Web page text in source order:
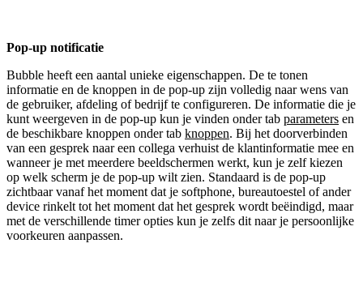
Pop-up notificatie
Bubble heeft een aantal unieke eigenschappen. De te tonen
informatie en de knoppen in de pop-up zijn volledig naar wens van
de gebruiker, afdeling of bedrijf te configureren. De informatie die je
kunt weergeven in de pop-up kun je vinden onder tab parameters en
de beschikbare knoppen onder tab knoppen. Bij het doorverbinden
van een gesprek naar een collega verhuist de klantinformatie mee en
wanneer je met meerdere beeldschermen werkt, kun je zelf kiezen
op welk scherm je de pop-up wilt zien. Standaard is de pop-up
zichtbaar vanaf het moment dat je softphone, bureautoestel of ander
device rinkelt tot het moment dat het gesprek wordt beëindigd, maar
met de verschillende timer opties kun je zelfs dit naar je persoonlijke
voorkeuren aanpassen.